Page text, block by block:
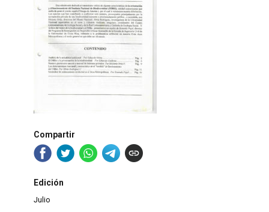
Compartir
Edición
Julio